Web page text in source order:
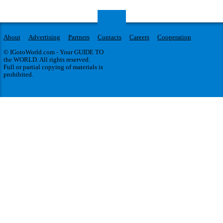
About Advertising Partners Contacts Careers
Cooperation
© IGotoWorld.com - Your GUIDE TO
the WORLD. All rights reserved.
Full or partial copying of materials is
prohibited.